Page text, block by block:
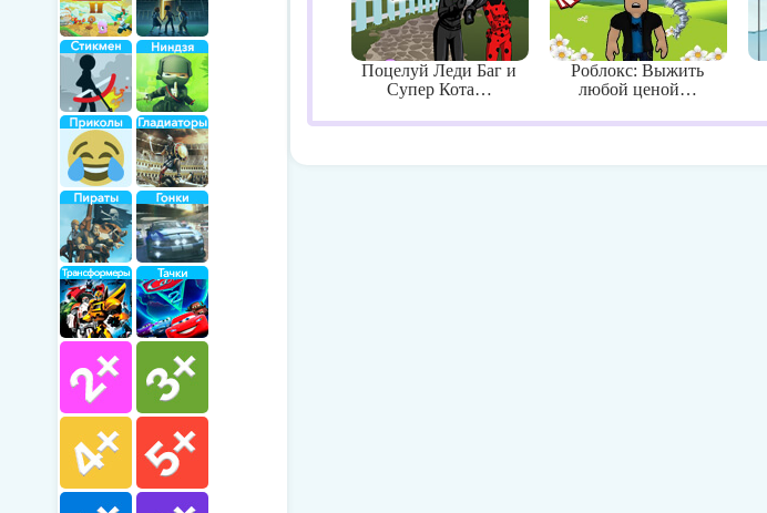
Поцелуй Леди Баг и
Супер Кота…
Роблокс: Выжить
любой ценой…